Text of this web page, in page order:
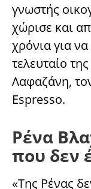
γνωστής
χώρισε και
χρόνια για
τελευταίο
Λαφαζάνη,
Espresso.
Ρένα
που δεν
«Της Ρένας